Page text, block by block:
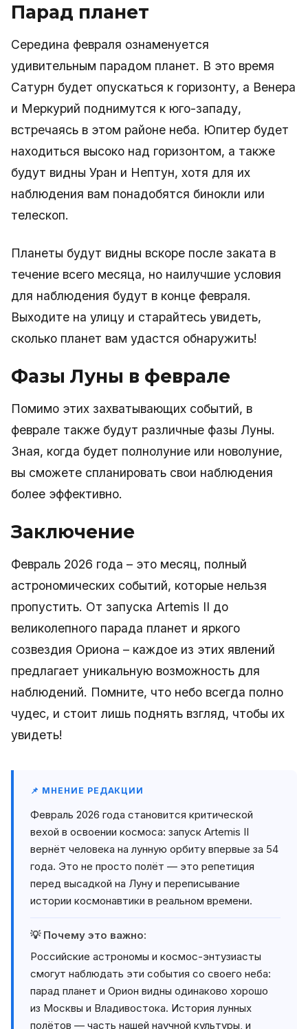
Парад планет
Середина февраля ознаменуется
удивительным парадом планет. В это время
Сатурн будет опускаться к горизонту, а Венера
и Меркурий поднимутся к юго-западу,
встречаясь в этом районе неба. Юпитер будет
находиться высоко над горизонтом, а также
будут видны Уран и Нептун, хотя для их
наблюдения вам понадобятся бинокли или
телескоп.
Планеты будут видны вскоре после заката в
течение всего месяца, но наилучшие условия
для наблюдения будут в конце февраля.
Выходите на улицу и старайтесь увидеть,
сколько планет вам удастся обнаружить!
Фазы Луны в феврале
Помимо этих захватывающих событий, в
феврале также будут различные фазы Луны.
Зная, когда будет полнолуние или новолуние,
вы сможете спланировать свои наблюдения
более эффективно.
Заключение
Февраль 2026 года – это месяц, полный
астрономических событий, которые нельзя
пропустить. От запуска Artemis II до
великолепного парада планет и яркого
созвездия Ориона – каждое из этих явлений
предлагает уникальную возможность для
наблюдений. Помните, что небо всегда полно
чудес, и стоит лишь поднять взгляд, чтобы их
увидеть!
📌 МНЕНИЕ РЕДАКЦИИ
Февраль 2026 года становится критической
вехой в освоении космоса: запуск Artemis II
вернёт человека на лунную орбиту впервые за 54
года. Это не просто полёт — это репетиция
перед высадкой на Луну и переписывание
истории космонавтики в реальном времени.
💡 Почему это важно:
Российские астрономы и космос-энтузиасты
смогут наблюдать эти события со своего неба:
парад планет и Орион видны одинаково хорошо
из Москвы и Владивостока. История лунных
полётов — часть нашей научной культуры, и